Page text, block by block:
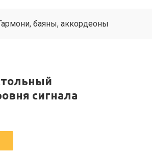
баяны, аккордеоны
сигнала